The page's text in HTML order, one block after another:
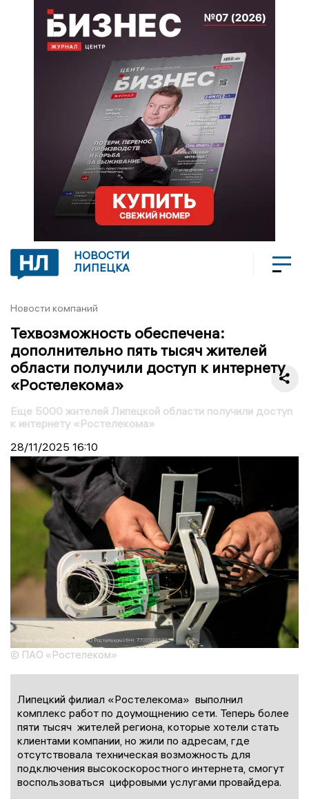
НОВОСТИ
ЛИПЕЦКА
Новости компаний
Техвозможность обеспечена:
дополнительно пять тысяч жителей
области получили доступ к интернету
«Ростелекома»
Еще 5000 жителей Липецкой области получили доступ
к интернету «Ростелекома»
28/11/2025 16:10
© ПАО «Ростелеком»
Липецкий филиал «Ростелекома» выполнил
комплекс работ по доумощнению сети. Теперь более
пяти тысяч жителей региона, которые хотели стать
клиентами компании, но жили по адресам, где
отсутствовала техническая возможность для
подключения высокоскоростного интернета, смогут
воспользоваться цифровыми услугами провайдера.